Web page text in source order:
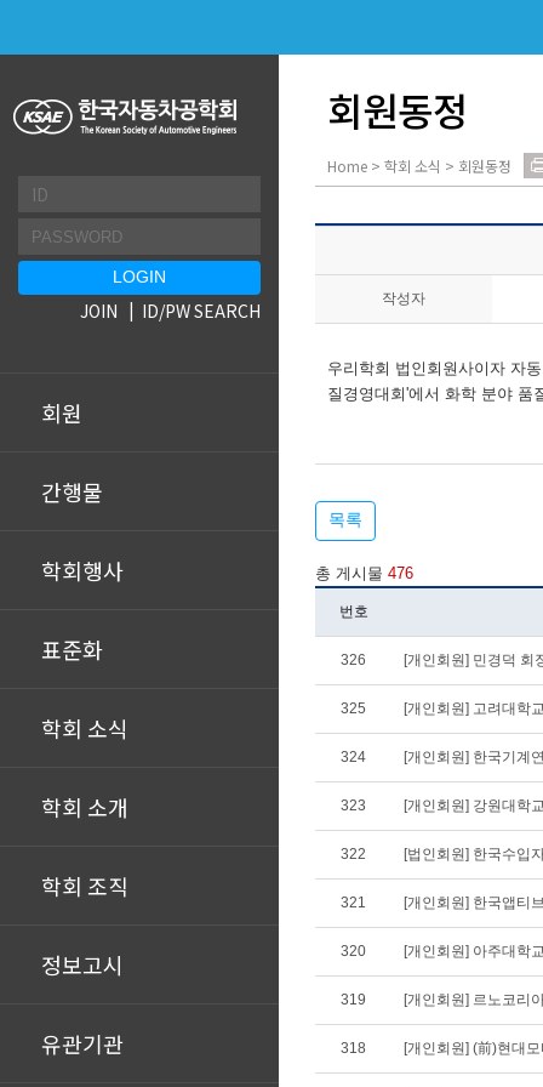
회원
간행물
학회행사
표준화
학회 소식
학회 소개
학회 조직
정보고시
유관기관
JOIN ID/PW SEARCH
회원동정
Home > 학회 소식 > 회원동정
작성자
우리학회 법인회원사이자 자
질경영대회'에서 화학 분야 품
목록
총 게시물 476
번호
326 [개인회원] 민경덕 회
325 [개인회원] 고려대학
324 [개인회원] 한국기계
323 [개인회원] 강원대학
322 [법인회원] 한국수입
321 [개인회원] 한국앱티
320 [개인회원] 아주대학
319 [개인회원] 르노코리
318 [개인회원] (前)현대